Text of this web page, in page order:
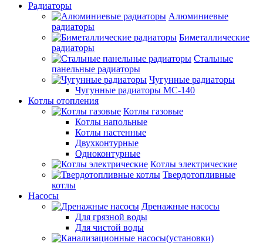
Радиаторы
Алюминиевые
радиаторы
Биметаллические
радиаторы
Стальные
панельные радиаторы
Чугунные радиаторы
Чугунные радиаторы МС-140
Котлы отопления
Котлы газовые
Котлы напольные
Котлы настенные
Двухконтурные
Одноконтурные
Котлы электрические
Твердотопливные
котлы
Насосы
Дренажные насосы
Для грязной воды
Для чистой воды